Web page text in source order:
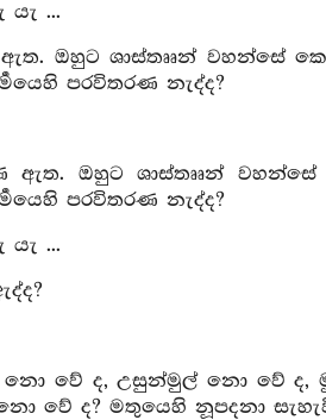
...
ඔහුට ශාස්තෲන් වහන්සේ
පරවිතරණ නැද්ද?
ඔහුට ශාස්තෲන් වහන්සේ
පරවිතරණ නැද්ද?
...
නො වේ ද, උසුන්මුල් නො වේ
වේ ද? මතුයෙහි නූපදනා